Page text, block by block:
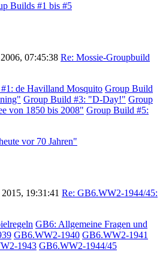
Builds #1 bis #5
07:45:38 Re: Mossie-Groupbuild
de Havilland Mosquito Group Build
Group Build #3: "D-Day!" Group
von 1850 bis 2008" Group Build #5:
vor 70 Jahren"
19:31:41 Re: GB6.WW2-1944/45:
GB6: Allgemeine Fragen und
GB6.WW2-1940 GB6.WW2-1941
1943 GB6.WW2-1944/45